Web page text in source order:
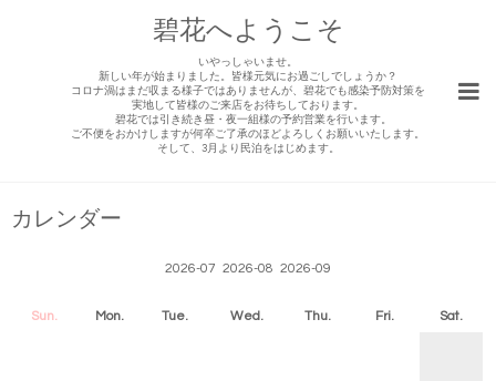
碧花へようこそ
いやっしゃいませ。
新しい年が始まりました。皆様元気にお過ごしでしょうか？
コロナ渦はまだ収まる様子ではありませんが、碧花でも感染予防対策を
実地して皆様のご来店をお待ちしております。
碧花では引き続き昼・夜一組様の予約営業を行います。
ご不便をおかけしますが何卒ご了承のほどよろしくお願いいたします。
そして、3月より民泊をはじめます。
カレンダー
2026-07 2026-08 2026-09
Sun. Mon. Tue. Wed. Thu. Fri. Sat.